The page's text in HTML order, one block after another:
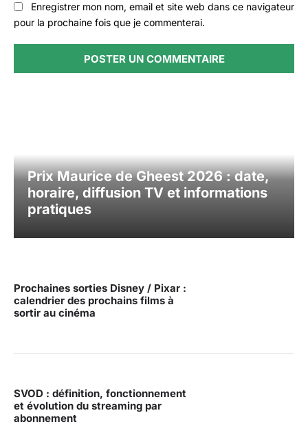
Enregistrer mon nom, email et site web dans ce navigateur
pour la prochaine fois que je commenterai.
Prix Maurice de Gheest 2026 : date,
horaire, diffusion TV et informations
pratiques
Prochaines sorties Disney / Pixar :
calendrier des prochains films à
sortir au cinéma
SVOD : définition, fonctionnement
et évolution du streaming par
abonnement